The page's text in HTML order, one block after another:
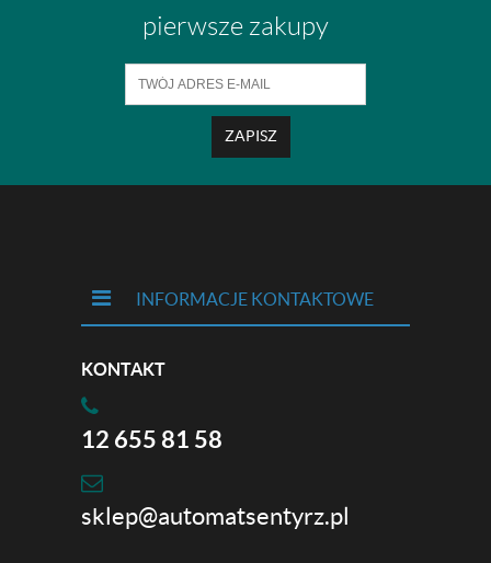
pierwsze zakupy
ZAPISZ
INFORMACJE KONTAKTOWE
KONTAKT
12 655 81 58
sklep@automatsentyrz.pl